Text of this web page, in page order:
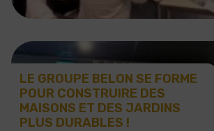
LE GROUPE BELON SE FORME
POUR CONSTRUIRE DES
MAISONS ET DES JARDINS
PLUS DURABLES !